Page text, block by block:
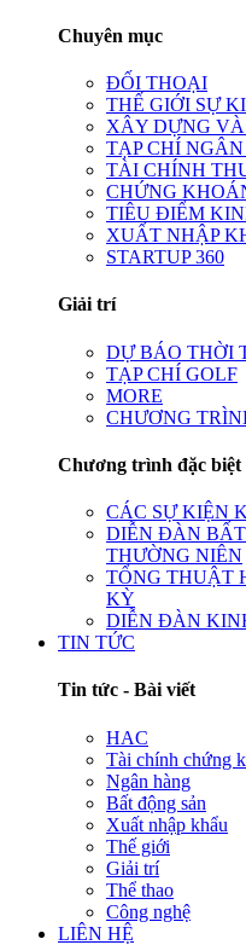
Chuyên mục
ĐỐI THOẠI
THẾ GIỚI SỰ
XÂY DỰNG
TẠP CHÍ
TÀI CHÍNH
CHỨNG
TIÊU ĐIỂM
XUẤT NHẬP
STARTUP 360
Giải trí
DỰ BÁO THỜI
TẠP CHÍ GOLF
MORE
CHƯƠNG
Chương trình đặc biệt
CÁC SỰ KIỆN
DIỄN ĐÀN
THƯỜNG NIÊN
TỔNG THUẬT
KỲ
DIỄN ĐÀN
TIN TỨC
Tin tức - Bài viết
HAC
Tài chính chứng
Ngân hàng
Bất động sản
Xuất nhập khẩu
Thế giới
Giải trí
Thể thao
Công nghệ
LIÊN HỆ